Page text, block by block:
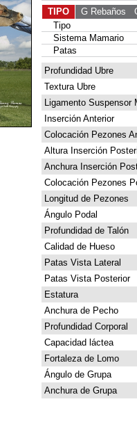
TIPO
G Rebaños
Tipo
Sistema Mamario
Patas
Profundidad Ubre
Textura Ubre
Ligamento Suspensor
Inserción Anterior
Colocación Pezones
Altura Inserción
Anchura Inserción
Colocación Pezones
Longitud de Pezones
Ángulo Podal
Profundidad de Talón
Calidad de Hueso
Patas Vista Lateral
Patas Vista Posterior
Estatura
Anchura de Pecho
Profundidad Corporal
Capacidad láctea
Fortaleza de Lomo
Ángulo de Grupa
Anchura de Grupa